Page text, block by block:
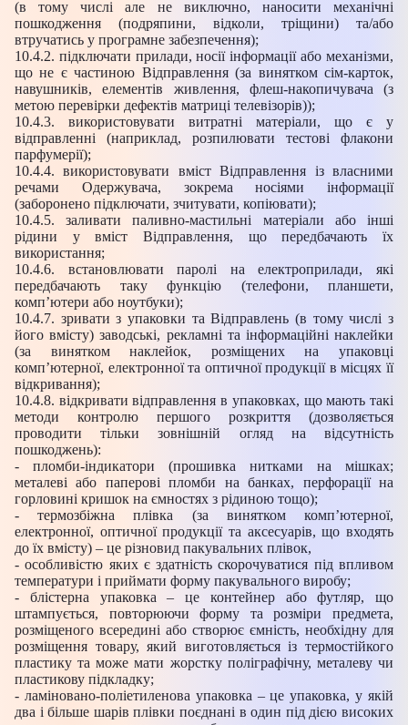
(в тому числі але не виключно, наносити механічні
пошкодження (подряпини, відколи, тріщини) та/або
втручатись у програмне забезпечення);
10.4.2. підключати прилади, носії інформації або механізми,
що не є частиною Відправлення (за винятком сім-карток,
навушників, елементів живлення, флеш-накопичувача (з
метою перевірки дефектів матриці телевізорів));
10.4.3. використовувати витратні матеріали, що є у
відправленні (наприклад, розпилювати тестові флакони
парфумерії);
10.4.4. використовувати вміст Відправлення із власними
речами Одержувача, зокрема носіями інформації
(заборонено підключати, зчитувати, копіювати);
10.4.5. заливати паливно-мастильні матеріали або інші
рідини у вміст Відправлення, що передбачають їх
використання;
10.4.6. встановлювати паролі на електроприлади, які
передбачають таку функцію (телефони, планшети,
комп’ютери або ноутбуки);
10.4.7. зривати з упаковки та Відправлень (в тому числі з
його вмісту) заводські, рекламні та інформаційні наклейки
(за винятком наклейок, розміщених на упаковці
комп’ютерної, електронної та оптичної продукції в місцях її
відкривання);
10.4.8. відкривати відправлення в упаковках, що мають такі
методи контролю першого розкриття (дозволяється
проводити тільки зовнішній огляд на відсутність
пошкоджень):
- пломби-індикатори (прошивка нитками на мішках;
металеві або паперові пломби на банках, перфорації на
горловині кришок на ємностях з рідиною тощо);
- термозбіжна плівка (за винятком комп’ютерної,
електронної, оптичної продукції та аксесуарів, що входять
до їх вмісту) – це різновид пакувальних плівок,
- особливістю яких є здатність скорочуватися під впливом
температури і приймати форму пакувального виробу;
- блістерна упаковка – це контейнер або футляр, що
штампується, повторюючи форму та розміри предмета,
розміщеного всередині або створює ємність, необхідну для
розміщення товару, який виготовляється із термостійкого
пластику та може мати жорстку поліграфічну, металеву чи
пластикову підкладку;
- ламіновано-поліетиленова упаковка – це упаковка, у якій
два і більше шарів плівки поєднані в один під дією високих